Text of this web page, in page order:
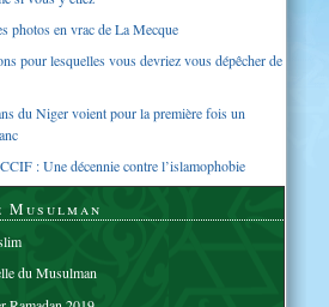
photos en vrac de La Mecque
pour lesquelles vous devriez vous dépêcher de
du Niger voient pour la première fois un
: Une décennie contre l’islamophobie
Musulman
du Musulman